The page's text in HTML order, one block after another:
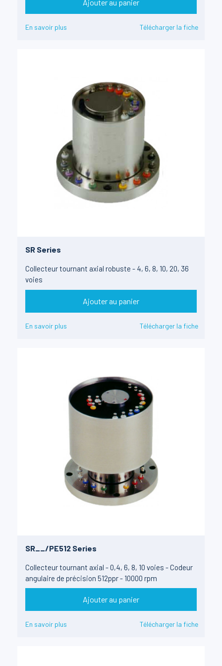
Ajouter au panier
En savoir plus Télécharger la fiche
SR Series
Collecteur tournant axial robuste - 4, 6, 8, 10, 20, 36
voies
Ajouter au panier
En savoir plus Télécharger la fiche
SR__/PE512 Series
Collecteur tournant axial - 0,4, 6, 8, 10 voies - Codeur
angulaire de précision 512ppr - 10000 rpm
Ajouter au panier
En savoir plus Télécharger la fiche